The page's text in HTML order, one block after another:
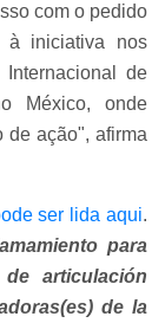
com o pedido
à iniciativa nos
de
México, onde
de ação", afirma
ser lida aqui.
para
articulación
de la